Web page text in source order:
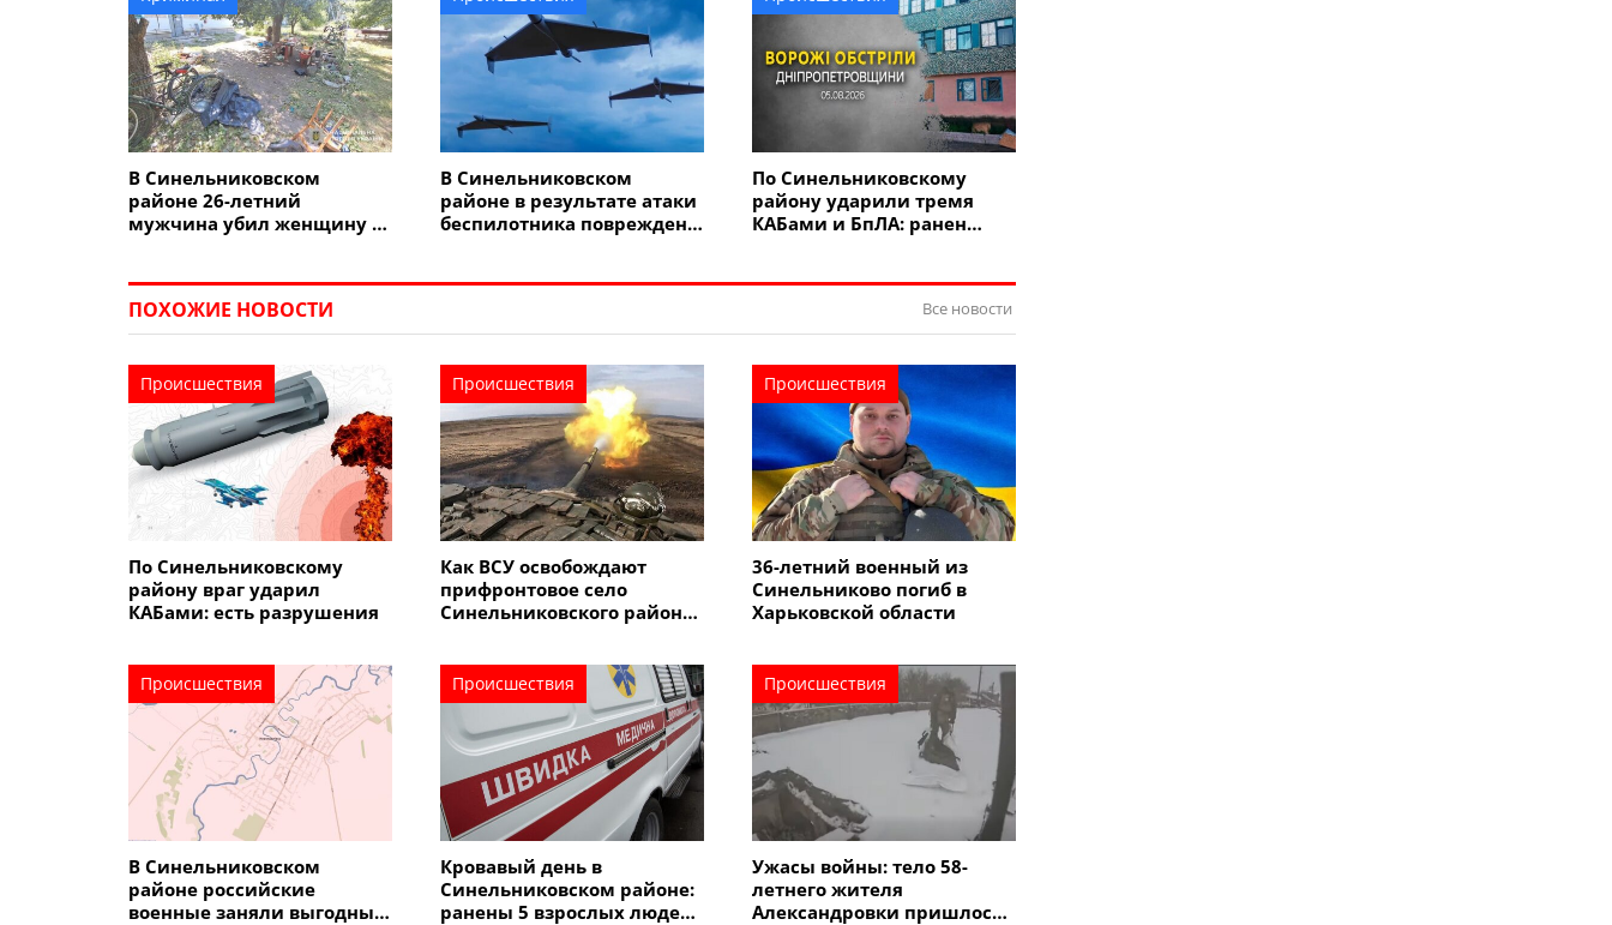
В Синельниковском
районе 26-летний
мужчина убил женщину и
В Синельниковском
районе в результате атаки
беспилотника поврежден
По Синельниковскому
району ударили тремя
КАБами и БпЛА: ранен
ПОХОЖИЕ НОВОСТИ Все новости
Происшествия
По Синельниковскому
району враг ударил
КАБами: есть разрушения
Происшествия
Как ВСУ освобождают
прифронтовое село
Синельниковского района
Происшествия
36-летний военный из
Синельниково погиб в
Харьковской области
Происшествия
В Синельниковском
районе российские
военные заняли выгодный
Происшествия
Кровавый день в
Синельниковском районе:
ранены 5 взрослых людей
Происшествия
Ужасы войны: тело 58-
летнего жителя
Александровки пришлось